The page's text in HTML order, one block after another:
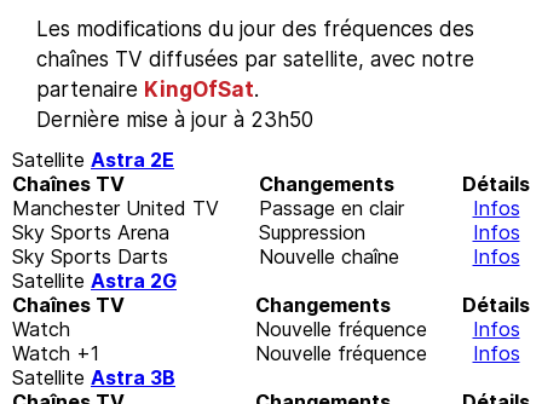
Les modifications du jour des fréquences des
chaînes TV diffusées par satellite, avec notre
partenaire KingOfSat.
Dernière mise à jour à 23h50
Satellite Astra 2E
Chaînes TV
Changements
Détails
Manchester United TV
Passage en clair
Infos
Sky Sports Arena
Suppression
Infos
Sky Sports Darts
Nouvelle chaîne
Infos
Satellite Astra 2G
Chaînes TV
Changements
Détails
Watch
Nouvelle fréquence
Infos
Watch +1
Nouvelle fréquence
Infos
Satellite Astra 3B